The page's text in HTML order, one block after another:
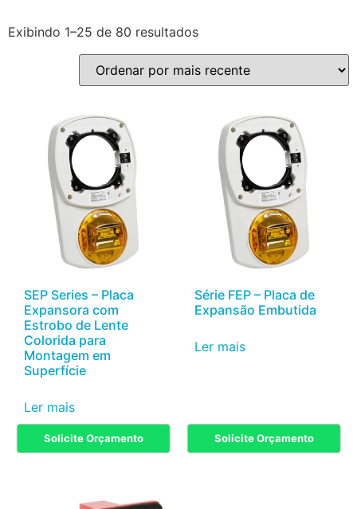
Exibindo 1–25 de 80 resultados
SEP Series – Placa
Expansora com
Estrobo de Lente
Colorida para
Montagem em
Superfície
Solicite Orçamento
Ler mais
Série FEP – Placa de
Expansão Embutida
Solicite Orçamento
Ler mais